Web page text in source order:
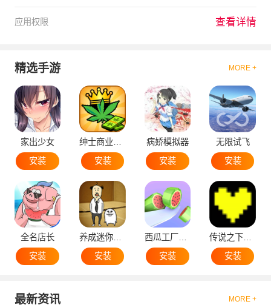
应用权限 查看详情
精选手游 MORE +
家出少女
安装
安装
病娇模拟器
安装
无限试飞
安装
全名店长
安装
安装
安装
安装
最新资讯 MORE +